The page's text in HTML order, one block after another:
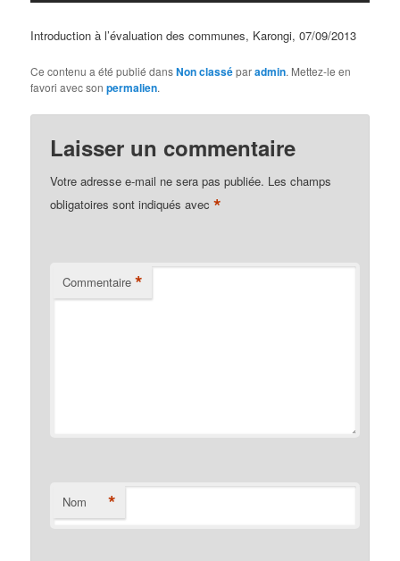
Introduction à l’évaluation des communes, Karongi, 07/09/2013
Ce contenu a été publié dansNon classéparadmin. Mettez-le en
favori avec sonpermalien.
Laisser un commentaire
Votre adresse e-mail ne sera pas publiée. Les champs
obligatoires sont indiqués avec*
Commentaire *
Nom *